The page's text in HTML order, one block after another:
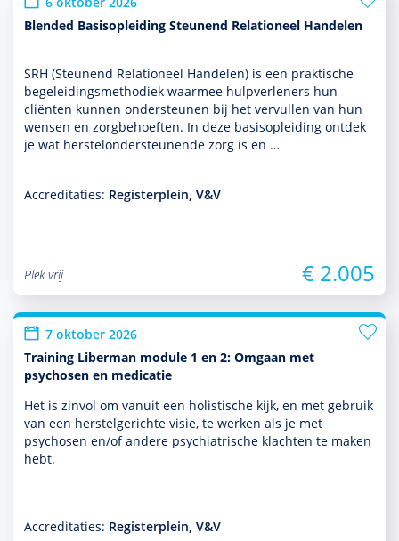
Blended Basisopleiding Steunend Relationeel Handelen
SRH (Steunend Relationeel Han­delen) is een prak­tische
bege­lei­dingsmetho­diek waarmee hulp­ver­le­ners hun
cliënten kunnen onder­steunen bij het vervullen van hun
wensen en zorg­behoef­ten. In deze basis­opleiding ontdek
je wat herstelonder­steunende zorg is en …
Accreditaties: Registerplein, V&V
Plek vrij € 2.005
7 oktober 2026
Training Liberman module 1 en 2: Omgaan met
psychosen en medicatie
Het is zinvol om vanuit een holistische kijk, en met gebruik
van een herstelgerichte visie, te werken als je met
psychosen en/of andere psychia­trische klachten te maken
hebt.
Accreditaties: Registerplein, V&V